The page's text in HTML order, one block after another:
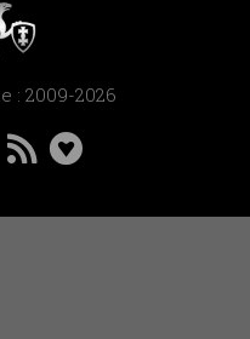
: 2009-2026